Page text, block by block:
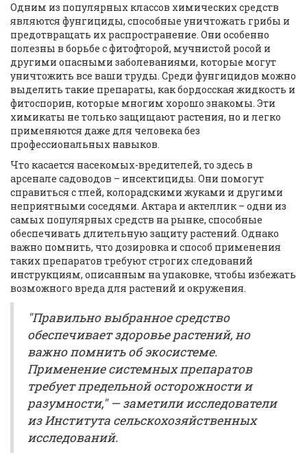
Одним из популярных классов химических средств
являются фунгициды, способные уничтожать грибы и
предотвращать их распространение. Они особенно
полезны в борьбе с фитофторой, мучнистой росой и
другими опасными заболеваниями, которые могут
уничтожить все ваши труды. Среди фунгицидов можно
выделить такие препараты, как бордосская жидкость и
фитоспорин, которые многим хорошо знакомы. Эти
химикаты не только защищают растения, но и легко
применяются даже для человека без
профессиональных навыков.
Что касается насекомых-вредителей, то здесь в
арсенале садоводов – инсектициды. Они помогут
справиться с тлей, колорадскими жуками и другими
неприятными соседями. Актара и актеллик – одни из
самых популярных средств на рынке, способные
обеспечивать длительную защиту растений. Однако
важно помнить, что дозировка и способ применения
таких препаратов требуют строгих следований
инструкциям, описанным на упаковке, чтобы избежать
возможного вреда для растений и окружения.
"Правильно выбранное средство
обеспечивает здоровье растений, но
важно помнить об экосистеме.
Применение системных препаратов
требует предельной осторожности и
разумности," — заметили исследователи
из Института сельскохозяйственных
исследований.